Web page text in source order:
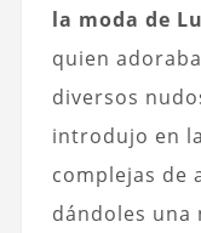
la moda de
quien
diversos
introdujo en
complejas de
dándoles una